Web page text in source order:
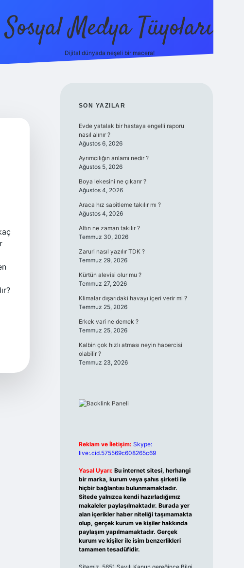
Sosyal Medya Tüyoları
Dijital dünyada neşeli bir macera!
SIDEBAR
SON YAZILAR
Evde yatalak bir hastaya engelli raporu
nasıl alınır ?
Ağustos 6, 2026
Ayrımcılığın anlamı nedir ?
Ağustos 5, 2026
Boya lekesini ne çıkarır ?
Ağustos 4, 2026
Araca hız sabitleme takılır mı ?
Ağustos 4, 2026
Altın ne zaman takılır ?
Temmuz 30, 2026
Zaruri nasıl yazılır TDK ?
Temmuz 29, 2026
Kürtün alevisi olur mu ?
Temmuz 27, 2026
Klimalar dışarıdaki havayı içeri verir mi ?
Temmuz 25, 2026
Erkek vari ne demek ?
Temmuz 25, 2026
Kalbin çok hızlı atması neyin habercisi
olabilir ?
Temmuz 23, 2026
Reklam ve İletişim: Skype:
live:.cid.575569c608265c69
Yasal Uyarı: Bu internet sitesi, herhangi
bir marka, kurum veya şahıs şirketi ile
hiçbir bağlantısı bulunmamaktadır.
Sitede yalnızca kendi hazırladığımız
makaleler paylaşılmaktadır. Burada yer
alan içerikler haber niteliği taşımamakta
olup, gerçek kurum ve kişiler hakkında
paylaşım yapılmamaktadır. Gerçek
kurum ve kişiler ile isim benzerlikleri
tamamen tesadüfidir.